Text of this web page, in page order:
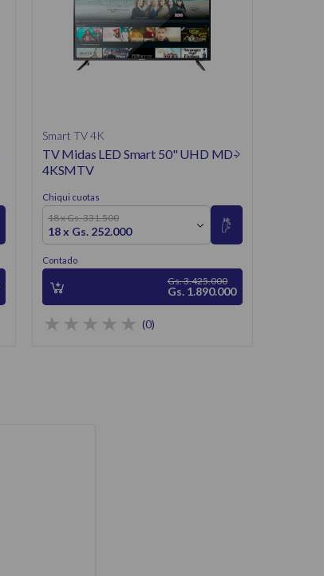
Smart TV 4K
TV Midas LED Smart 50" UHD MD-
4KSMTV
Chiqui cuotas
18 x Gs. 331.500
18 x Gs. 252.000
Contado
Gs. 3.425.000
Gs. 1.890.000
(0)